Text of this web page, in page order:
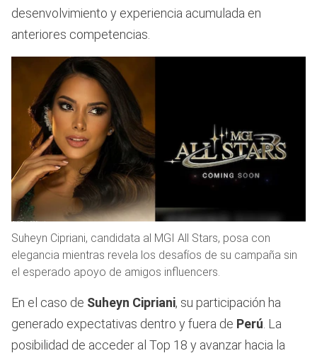
desenvolvimiento y experiencia acumulada en
anteriores competencias.
Suheyn Cipriani, candidata al MGI All Stars, posa con
elegancia mientras revela los desafíos de su campaña sin
el esperado apoyo de amigos influencers.
En el caso de Suheyn Cipriani, su participación ha
generado expectativas dentro y fuera de Perú. La
posibilidad de acceder al Top 18 y avanzar hacia la